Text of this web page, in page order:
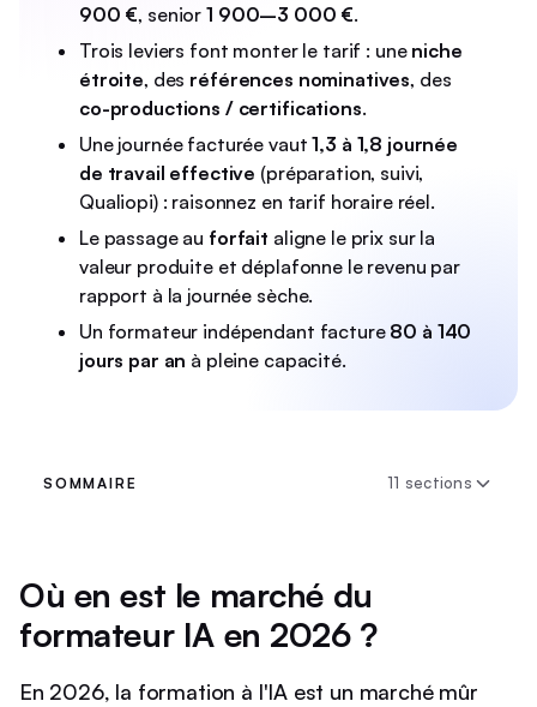
900 €, senior1 900–3 000 €.
Trois leviers font monter le tarif : une niche
étroite, des références nominatives, des
co-productions / certifications.
Une journée facturée vaut1,3 à 1,8 journée
de travail effective (préparation, suivi,
Qualiopi) : raisonnez en tarif horaire réel.
Le passage au forfait aligne le prix sur la
valeur produite et déplafonne le revenu par
rapport à la journée sèche.
Un formateur indépendant facture 80 à 140
jours par an à pleine capacité.
SOMMAIRE 11 sections
Où en est le marché du
formateur IA en 2026 ?
En 2026, la formation à l'IA est un marché mûr